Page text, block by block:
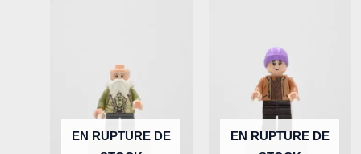
EN RUPTURE DE
EN RUPTURE DE